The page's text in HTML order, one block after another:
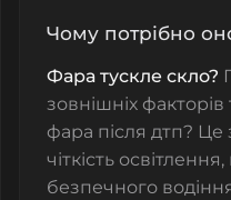
Чому потрібно
Фара тускле скло?
зовнішніх
фара після дтп? Це
чіткість
безпечного